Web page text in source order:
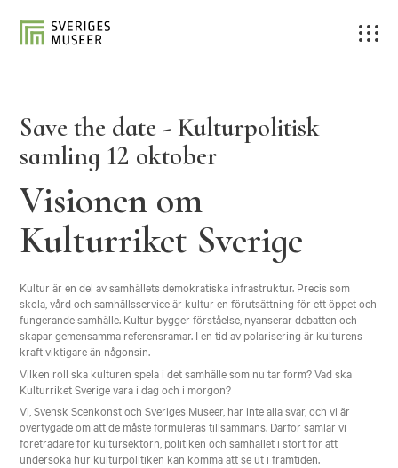
Save the date - Kulturpolitisk
samling 12 oktober
Visionen om
Kulturriket Sverige
Kultur är en del av samhällets demokratiska infrastruktur. Precis som
skola, vård och samhällsservice är kultur en förutsättning för ett öppet och
fungerande samhälle. Kultur bygger förståelse, nyanserar debatten och
skapar gemensamma referensramar. I en tid av polarisering är kulturens
kraft viktigare än någonsin.
Vilken roll ska kulturen spela i det samhälle som nu tar form? Vad ska
Kulturriket Sverige vara i dag och i morgon?
Vi, Svensk Scenkonst och Sveriges Museer, har inte alla svar, och vi är
övertygade om att de måste formuleras tillsammans. Därför samlar vi
företrädare för kultursektorn, politiken och samhället i stort för att
undersöka hur kulturpolitiken kan komma att se ut i framtiden.